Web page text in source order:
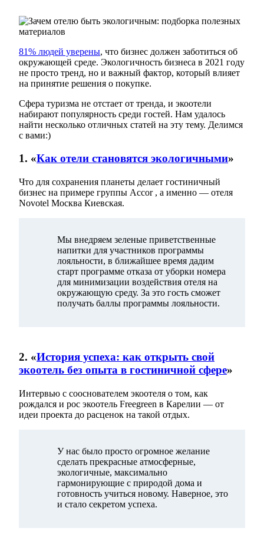
81% людей уверены, что бизнес должен заботиться об
окружающей среде. Экологичность бизнеса в 2021 году
не просто тренд, но и важный фактор, который влияет
на принятие решения о покупке.
Сфера туризма не отстает от тренда, и экоотели
набирают популярность среди гостей. Нам удалось
найти несколько отличных статей на эту тему. Делимся
с вами:)
1. «Как отели становятся экологичными»
Что для сохранения планеты делает гостиничный
бизнес на примере группы Accor , а именно — отеля
Novotel Москва Киевская.
Мы внедряем зеленые приветственные
напитки для участников программы
лояльности, в ближайшее время дадим
старт программе отказа от уборки номера
для минимизации воздействия отеля на
окружающую среду. За это гость сможет
получать баллы программы лояльности.
2. «История успеха: как открыть свой
экоотель без опыта в гостиничной сфере»
Интервью с сооснователем экоотеля о том, как
рождался и рос экоотель Freegreen в Карелии — от
идеи проекта до расценок на такой отдых.
У нас было просто огромное желание
сделать прекрасные атмосферные,
экологичные, максимально
гармонирующие с природой дома и
готовность учиться новому. Наверное, это
и стало секретом успеха.